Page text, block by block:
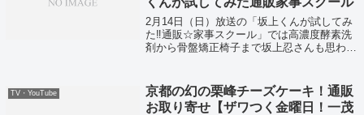
2月14日（日）放送の「坂上くんが試してみ
た‼︎通販☆家事スクール」では高濃度酵素洗
剤から骨盤矯正椅子まで坂上忍さんも思わず
TV・YouTube
京都の幻の栗峰チーズケーキ！通販
お取り寄せ【ザワつく金曜日！一茂